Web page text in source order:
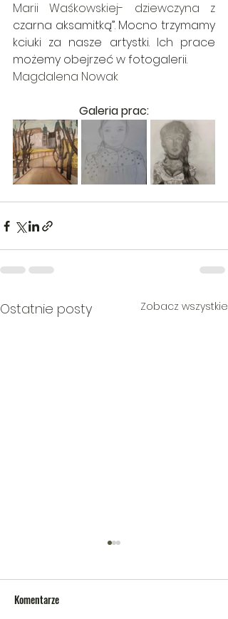
czarna aksamitką”. Mocno trzymamy
kciuki za nasze artystki. Ich prace
możemy obejrzeć w fotogalerii.
Magdalena Nowak
Galeria prac:
Ostatnie posty Zobacz wszystkie
Komentarze